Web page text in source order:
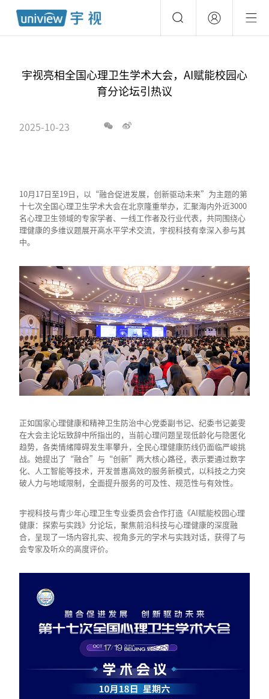
宇视亮相全国心理卫生学术大会，AI赋能校园心
育分论坛引热议
2025-10-23
10月17日至19日，以“融合促进发展，创新驱动未来”为主题的第
十七次全国心理卫生学术大会在北京隆重举办，汇聚海内外近3000
名心理卫生领域的专家学者、一线工作者及行业代表，共同围绕心
理健康的多维议题展开高水平学术交流，宇视科技有幸深入参与其
中。
正如国家心理健康和精神卫生防治中心党委副书记、纪委书记姜雯
在大会主论坛致辞中所指出的，当前心理问题呈现低龄化与隐匿化
趋势，各类情绪障碍发生率攀升，全民心理健康防线仍面临严峻挑
战。她提出了“融合”与“创新”两大核心路径，表示要通过数字
化、人工智能等技术，开发普惠高效的服务新模式，以科技之力突
破人力与地域限制，全面提升服务的可及性、规范性与有效性。
宇视科技与青少年心理卫生专业委员会合作打造《AI赋能校园心理
健康：探索与实践》分论坛，聚焦前沿科技与心理健康的深度融
合，呈现了一场内容扎实、视角多元的学术与实践对话，获得了与
会专家及听众的高度评价。